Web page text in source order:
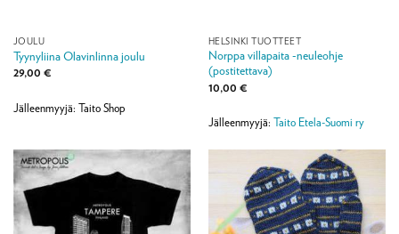
JOULU
Tyynyliina Olavinlinna joulu
29,00 €
Jälleenmyyjä: Taito Shop
HELSINKI TUOTTEET
Norppa villapaita -neuleohje
(postitettava)
10,00 €
Jälleenmyyjä: Taito Etela-Suomi ry